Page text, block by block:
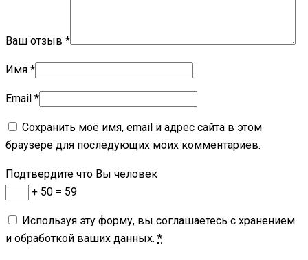
Ваш отзыв *
Имя *
Email *
Сохранить моё имя, email и адрес сайта в этом
браузере для последующих моих комментариев.
Подтвердите что Вы человек
+ 50 = 59
Используя эту форму, вы соглашаетесь с хранением
и обработкой ваших данных. *